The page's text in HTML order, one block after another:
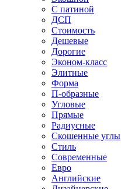
С патиной
ДСП
Стоимость
Дешевые
Дорогие
Эконом-класс
Элитные
Форма
П-образные
Угловые
Прямые
Радиусные
Скошенные углы
Стиль
Современные
Евро
Английские